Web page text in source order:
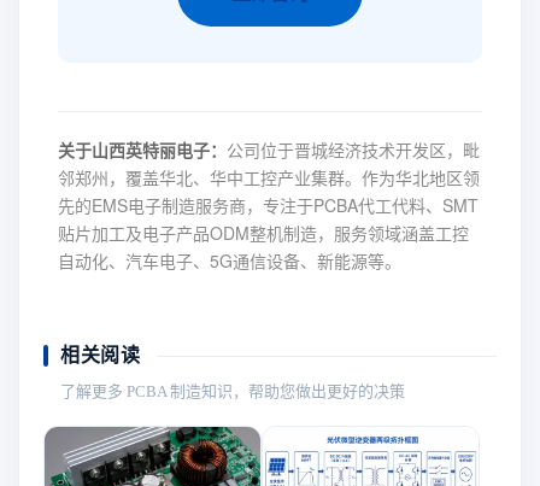
关于山西英特丽电子： 公司位于晋城经济技术开发区，毗
邻郑州，覆盖华北、华中工控产业集群。作为华北地区领
先的EMS电子制造服务商，专注于PCBA代工代料、SMT
贴片加工及电子产品ODM整机制造，服务领域涵盖工控
自动化、汽车电子、5G通信设备、新能源等。
相关阅读
了解更多 PCBA 制造知识，帮助您做出更好的决策